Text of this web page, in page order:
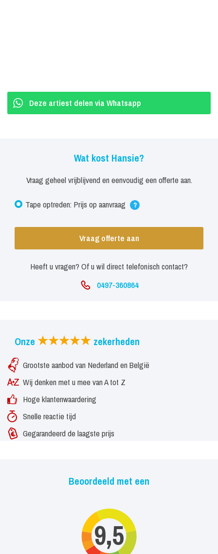
Deze artiest delen via Whatsapp
Wat kost Hansie?
Vraag geheel vrijblijvend en eenvoudig een offerte aan.
Tape optreden: Prijs op aanvraag ?
Vraag offerte aan
Heeft u vragen? Of u wil direct telefonisch contact?
0497-360864
Onze zekerheden
Grootste aanbod van Nederland en België
Wij denken met u mee van A tot Z
Hoge klantenwaardering
Snelle reactie tijd
Gegarandeerd de laagste prijs
Beoordeeld met een
9,5